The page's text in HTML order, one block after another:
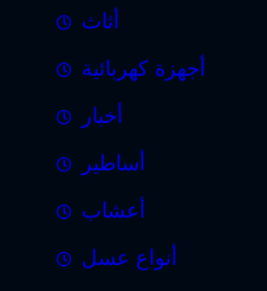
أثاث
أجهزة كهربائية
أخبار
أساطير
أعشاب
أنواع عسل